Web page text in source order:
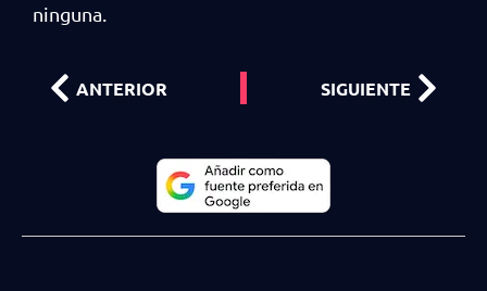
ninguna.
ANTERIOR SIGUIENTE